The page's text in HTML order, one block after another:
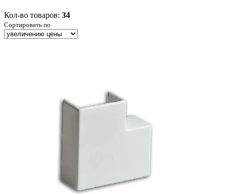
Кол-во товаров: 34
Сортировать по